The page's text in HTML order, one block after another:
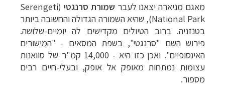
מאגם מניארה יצאנו לעבר שמורת סרנגטי (
Serengeti
National Park), שהיא השמורה הגדולה והחשובה ביותר
בטנזניה. ברוב הטיולים מקדישים לה יומיים-שלושה.
פירוש השם "סרנגטי", בשפת המסאים - "המישורים
האינסופיים". ואכן כזו היא - 14,000 קמ"ר של סוואנות
עצומות נמתחות מאופק אל אופק, ובעלי-חיים רבים
מספור.